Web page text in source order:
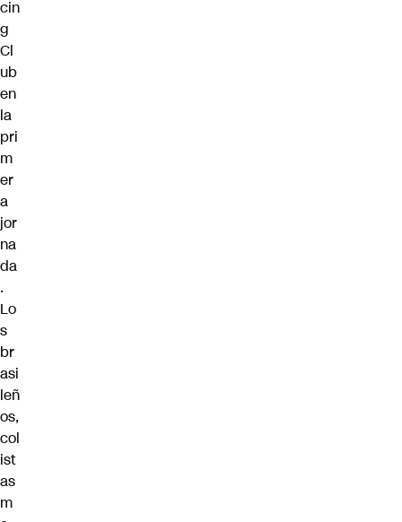
cin
g
Cl
ub
en
la
pri
m
er
a
jor
na
da
.
Lo
s
br
asi
leñ
os,
col
ist
as
m